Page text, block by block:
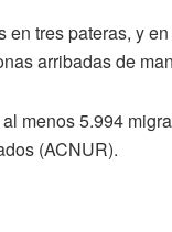
tres pateras, y
arribadas de
menos 5.994
(ACNUR).